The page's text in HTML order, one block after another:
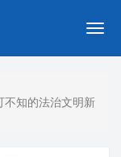
切
导
知的法治文明新